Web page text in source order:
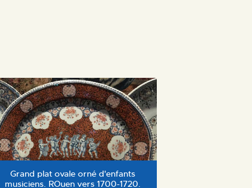
Grand plat ovale orné d'enfants
musiciens. ROuen vers 1700-1720.